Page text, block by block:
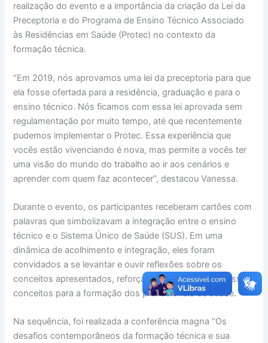
realização do evento e a importância da criação da Lei da
Preceptoria e do Programa de Ensino Técnico Associado
às Residências em Saúde (Protec) no contexto da
formação técnica.
“Em 2019, nós aprovamos uma lei da preceptoria para que
ela fosse ofertada para a residência, graduação e para o
ensino técnico. Nós ficamos com essa lei aprovada sem
regulamentação por muito tempo, até que recentemente
pudemos implementar o Protec. Essa experiência que
vocês estão vivenciando é nova, mas permite a vocês ter
uma visão do mundo do trabalho ao ir aos cenários e
aprender com quem faz acontecer”, destacou Vanessa.
Durante o evento, os participantes receberam cartões com
palavras que simbolizavam a integração entre o ensino
técnico e o Sistema Único de Saúde (SUS). Em uma
dinâmica de acolhimento e integração, eles foram
convidados a se levantar e ouvir reflexões sobre os
conceitos apresentados, reforçando a importância desses
conceitos para a formação dos profissionais de saúde.
Na sequência, foi realizada a conferência magna “Os
desafios contemporâneos da formação técnica e sua